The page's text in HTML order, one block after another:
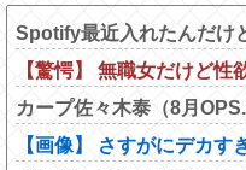
Spotify最近入れたんだけ
【驚愕】 無職女だけど性
カープ佐々木泰（8月
【画像】 さすがにデカす